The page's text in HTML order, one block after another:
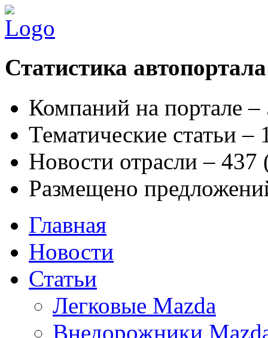
Статистика автопортала
Компаний на портале
Тематические статьи –
Новости отрасли – 437
Размещено
Главная
Новости
Статьи
Легковые Mazda
Внедорожники